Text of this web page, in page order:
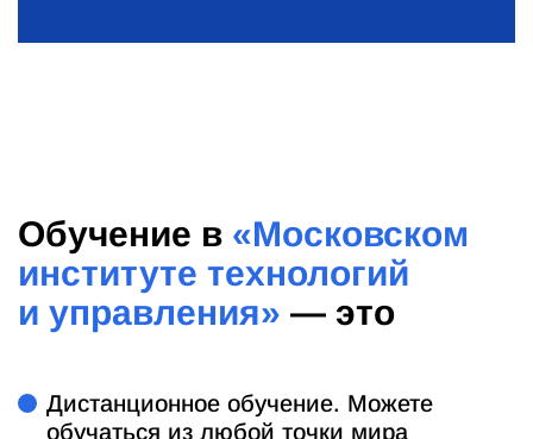
Обучение в «Московском
институте технологий
и управления» — это
Дистанционное обучение. Можете
обучаться из любой точки мира